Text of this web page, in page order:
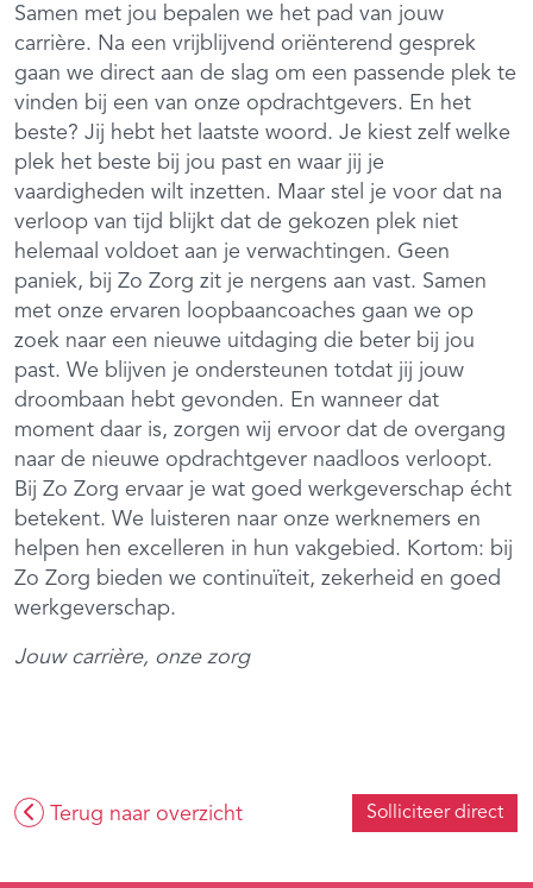
Samen met jou bepalen we het pad van jouw
carrière. Na een vrijblijvend oriënterend gesprek
gaan we direct aan de slag om een passende plek te
vinden bij een van onze opdrachtgevers. En het
beste? Jij hebt het laatste woord. Je kiest zelf welke
plek het beste bij jou past en waar jij je
vaardigheden wilt inzetten. Maar stel je voor dat na
verloop van tijd blijkt dat de gekozen plek niet
helemaal voldoet aan je verwachtingen. Geen
paniek, bij Zo Zorg zit je nergens aan vast. Samen
met onze ervaren loopbaancoaches gaan we op
zoek naar een nieuwe uitdaging die beter bij jou
past. We blijven je ondersteunen totdat jij jouw
droombaan hebt gevonden. En wanneer dat
moment daar is, zorgen wij ervoor dat de overgang
naar de nieuwe opdrachtgever naadloos verloopt.
Bij Zo Zorg ervaar je wat goed werkgeverschap écht
betekent. We luisteren naar onze werknemers en
helpen hen excelleren in hun vakgebied. Kortom: bij
Zo Zorg bieden we continuïteit, zekerheid en goed
werkgeverschap.
Jouw carrière, onze zorg
Terug naar overzicht Solliciteer direct